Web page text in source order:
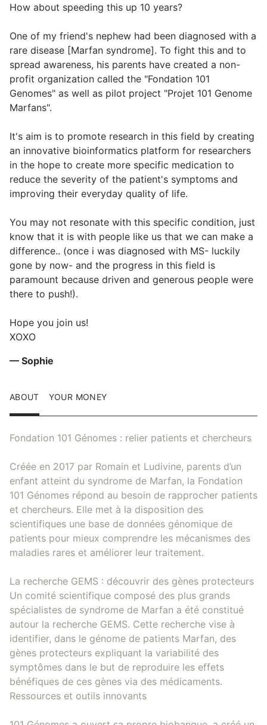
How about speeding this up 10 years?
One of my friend's nephew had been diagnosed with a
rare disease [Marfan syndrome]. To fight this and to
spread awareness, his parents have created a non-
profit organization called the "Fondation 101
Genomes" as well as pilot project "Projet 101 Genome
Marfans".
It's aim is to promote research in this field by creating
an innovative bioinformatics platform for researchers
in the hope to create more specific medication to
reduce the severity of the patient's symptoms and
improving their everyday quality of life.
You may not resonate with this specific condition, just
know that it is with people like us that we can make a
difference.. (once i was diagnosed with MS- luckily
gone by now- and the progress in this field is
paramount because driven and generous people were
there to push!).
Hope you join us!
XOXO
— Sophie
ABOUT YOUR MONEY
Fondation 101 Génomes : relier patients et chercheurs
Créée en 2017 par Romain et Ludivine, parents d’un
enfant atteint du syndrome de Marfan, la Fondation
101 Génomes répond au besoin de rapprocher patients
et chercheurs. Elle met à la disposition des
scientifiques une base de données génomique de
patients pour mieux comprendre les mécanismes des
maladies rares et améliorer leur traitement.
La recherche GEMS : découvrir des gènes protecteurs
Un comité scientifique composé des plus grands
spécialistes de syndrome de Marfan a été constitué
autour la recherche GEMS. Cette recherche vise à
identifier, dans le génome de patients Marfan, des
gènes protecteurs expliquant la variabilité des
symptômes dans le but de reproduire les effets
bénéfiques de ces gènes via des médicaments.
Ressources et outils innovants